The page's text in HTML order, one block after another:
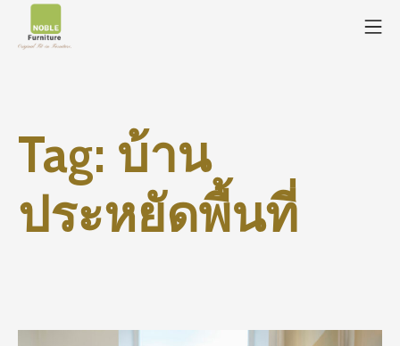
Tag: บ้าน
ประหยัดพื้นที่